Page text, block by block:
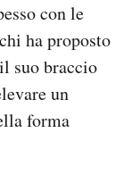
con le
ha proposto
suo braccio
un
forma